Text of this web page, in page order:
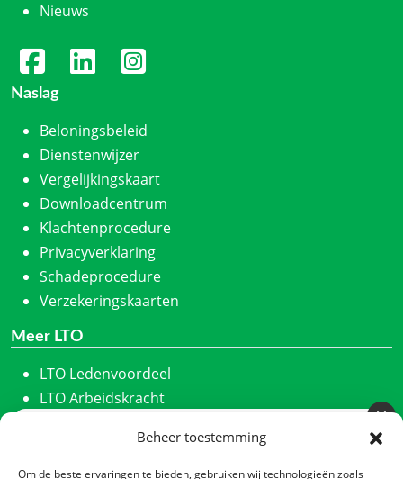
Beheer toestemming
Om de beste ervaringen te bieden, gebruiken wij technologieën zoals
Nieuws
Naslag
Beloningsbeleid
Dienstenwijzer
Vergelijkingskaart
Downloadcentrum
Klachtenprocedure
Privacyverklaring
Schadeprocedure
Verzekeringskaarten
Meer LTO
LTO Ledenvoordeel
LTO Arbeidskracht
LTO Noord
Meld u aan voor onze nieuwsbrief
Schrijf u in en we houden u maandelijks op de hoogte